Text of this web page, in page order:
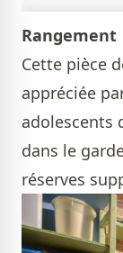
Rangement
Cette pièce
appréciée
adolescents
dans le
réserves